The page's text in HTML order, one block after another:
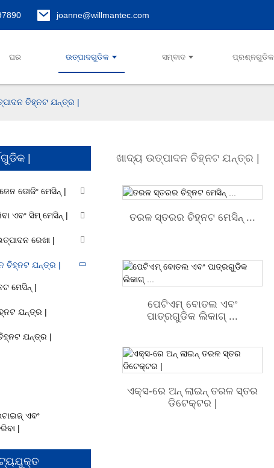
joanne@willmantec.com
ଘର ଉତ୍ପାଦଗୁଡିକ ସମ୍ବାଦ ପ୍ରଶ୍ନଗୁଡିକ
ଚିହ୍ନଟ ଯନ୍ତ୍ର |
|
ଡୋଜିଂ ମେସିନ୍ |
ଏବଂ ସିମ୍ ମେସିନ୍ |
ରେଖା |
ଚିହ୍ନଟ ଯନ୍ତ୍ର |
ମେସିନ୍ |
ଯନ୍ତ୍ର |
ଯନ୍ତ୍ର |
ଏବଂ
|
ଖାଦ୍ୟ ଉତ୍ପାଦନ ଚିହ୍ନଟ ଯନ୍ତ୍ର |
ତରଳ ସ୍ତରର ଚିହ୍ନଟ ମେସିନ୍ ...
ପେଟିଏମ୍ ବୋତଲ ଏବଂ
ପାତ୍ରଗୁଡିକ ଲିକାଗ୍ ...
ଏକ୍ସ-ରେ ଅନ୍ ଲାଇନ୍ ତରଳ ସ୍ତର
ଡିଟେକ୍ଟର |